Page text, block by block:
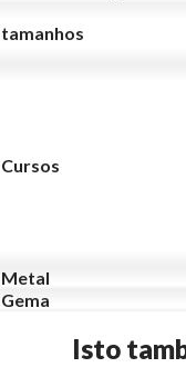
tamanhos
Cursos
Metal
Gema
Isto